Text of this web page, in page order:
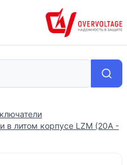
в литом корпусе LZM (20А -